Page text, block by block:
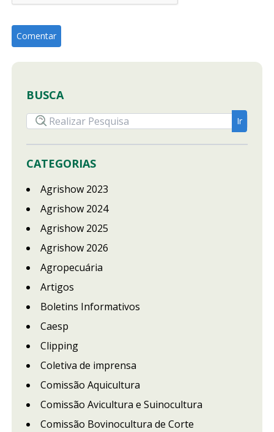
BUSCA
CATEGORIAS
Agrishow 2023
Agrishow 2024
Agrishow 2025
Agrishow 2026
Agropecuária
Artigos
Boletins Informativos
Caesp
Clipping
Coletiva de imprensa
Comissão Aquicultura
Comissão Avicultura e Suinocultura
Comissão Bovinocultura de Corte